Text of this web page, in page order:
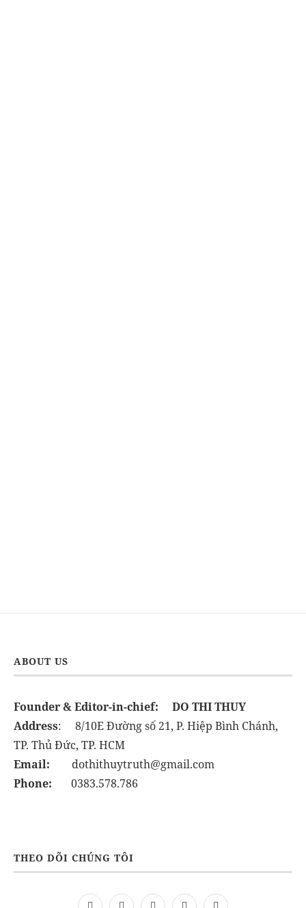
ABOUT US
Founder & Editor-in-chief:
DO THI THUY
Address: 8/10E Đường số 21, P. Hiệp Bình Chánh,
TP. Thủ Đức, TP. HCM
Email: dothithuytruth@gmail.com
Phone: 0383.578.786
THEO DÕI CHÚNG TÔI